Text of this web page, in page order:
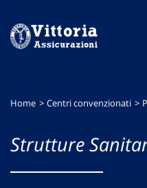
menu
contenuto
footer
Home Centri convenzionati
Strutture